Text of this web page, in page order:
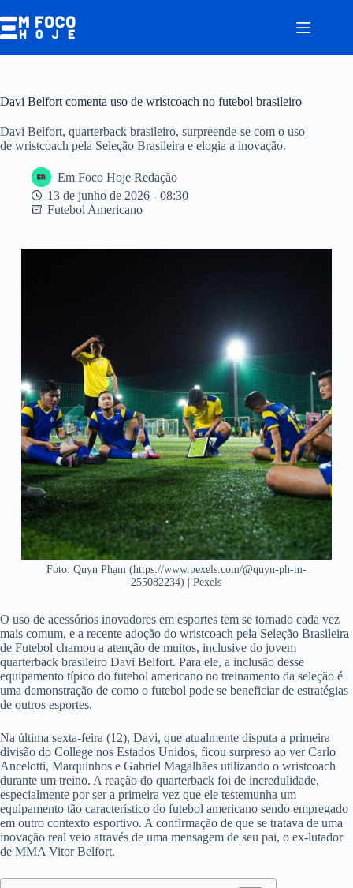
para
o
Davi Belfort comenta uso de wristcoach no futebol brasileiro
Davi Belfort, quarterback brasileiro, surpreende-se com o uso
de wristcoach pela Seleção Brasileira e elogia a inovação.
Em Foco Hoje Redação
13 de junho de 2026 - 08:30
Futebol Americano
Foto: Quyn Phạm (https://www.pexels.com/@quyn-ph-m-
255082234) | Pexels
O uso de acessórios inovadores em esportes tem se tornado cada vez
mais comum, e a recente adoção do wristcoach pela Seleção Brasileira
de Futebol chamou a atenção de muitos, inclusive do jovem
quarterback brasileiro Davi Belfort. Para ele, a inclusão desse
equipamento típico do futebol americano no treinamento da seleção é
uma demonstração de como o futebol pode se beneficiar de estratégias
de outros esportes.
Na última sexta-feira (12), Davi, que atualmente disputa a primeira
divisão do College nos Estados Unidos, ficou surpreso ao ver Carlo
Ancelotti, Marquinhos e Gabriel Magalhães utilizando o wristcoach
durante um treino. A reação do quarterback foi de incredulidade,
especialmente por ser a primeira vez que ele testemunha um
equipamento tão característico do futebol americano sendo empregado
em outro contexto esportivo. A confirmação de que se tratava de uma
inovação real veio através de uma mensagem de seu pai, o ex-lutador
de MMA Vitor Belfort.